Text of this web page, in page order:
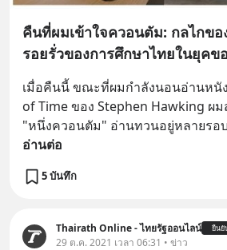
คืนที่ผมเข้าใจควอนตัม: กลไกข
รอยรั่วของการศึกษาไทยในยุคข
เมื่อคืนนี้ ขณะที่ผมกำลังนอนอ่านหนั
of Time ของ Stephen Hawking ผ
"หนึ่งควอนตัม" อ่านทวนอยู่หลายรอ
อ่านต่อ
5 บันทึก
Thairath Online - ไทยรัฐออนไลน์ ยืนยั
29 ต.ค. 2021 เวลา 06:31 • ข่าว